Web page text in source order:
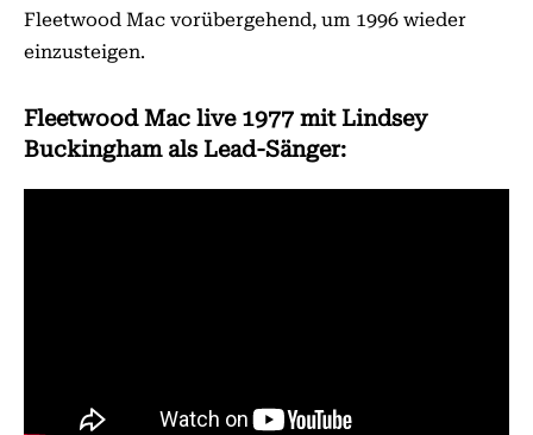
Fleetwood Mac vorübergehend, um 1996 wieder
einzusteigen.
Fleetwood Mac live 1977 mit Lindsey
Buckingham als Lead-Sänger: